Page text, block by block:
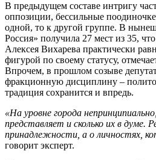
В предыдущем составе интригу
оппозиции, бессильные
одной, то к другой группе. В
Россия» получила 27 мест из 35,
Алексея Вихарева практически
фигурой по своему статусу,
Впрочем, в прошлом созыве
фракционную дисциплину –
традиция сохранится и впредь.
«На уровне города
представляет и сколько их в думе.
принадлежности, а о личностях,
говорит эксперт.